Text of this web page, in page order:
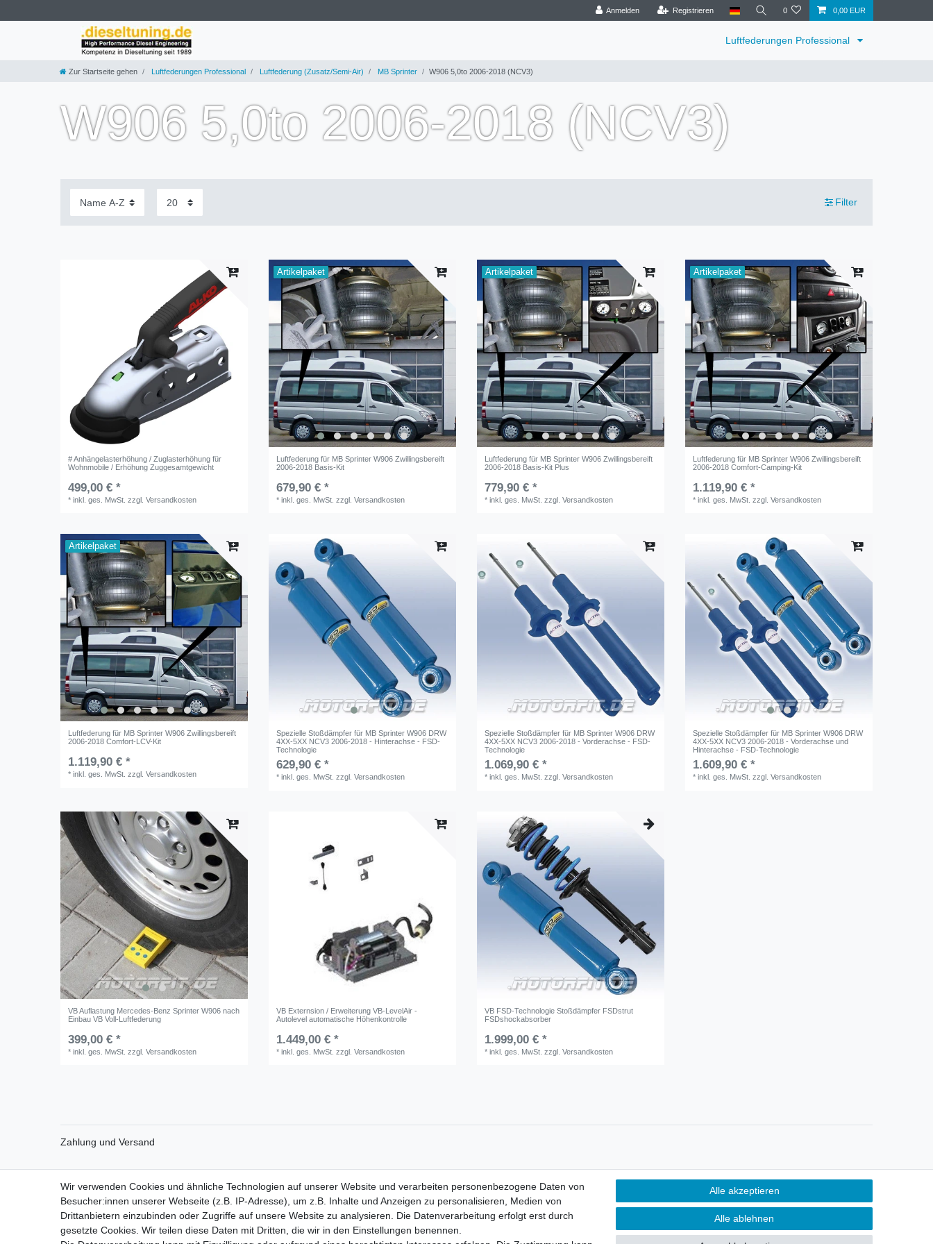
Anmelden Registrieren 0 0,00 EUR
Luftfederungen Professional
Zur Startseite gehen Luftfederungen Professional Luftfederung (Zusatz/Semi-Air) MB Sprinter W906 5,0to 2006-2018 (NCV3)
W906 5,0to 2006-2018 (NCV3)
Filter
# Anhängelasterhöhung / Zuglasterhöhung für
Wohnmobile / Erhöhung Zuggesamtgewicht
499,00 € *
*inkl. ges. MwSt. zzgl.Versandkosten
Artikelpaket
Luftfederung für MB Sprinter W906 Zwillingsbereift
2006-2018 Basis-Kit
679,90 € *
*inkl. ges. MwSt. zzgl.Versandkosten
Artikelpaket
Luftfederung für MB Sprinter W906 Zwillingsbereift
2006-2018 Basis-Kit Plus
779,90 € *
*inkl. ges. MwSt. zzgl.Versandkosten
Artikelpaket
Luftfederung für MB Sprinter W906 Zwillingsbereift
2006-2018 Comfort-Camping-Kit
1.119,90 € *
*inkl. ges. MwSt. zzgl.Versandkosten
Artikelpaket
Luftfederung für MB Sprinter W906 Zwillingsbereift
2006-2018 Comfort-LCV-Kit
1.119,90 € *
*inkl. ges. MwSt. zzgl.Versandkosten
Spezielle Stoßdämpfer für MB Sprinter W906 DRW
4XX-5XX NCV3 2006-2018 - Hinterachse - FSD-
Technologie
629,90 € *
*inkl. ges. MwSt. zzgl.Versandkosten
Spezielle Stoßdämpfer für MB Sprinter W906 DRW
4XX-5XX NCV3 2006-2018 - Vorderachse - FSD-
Technologie
1.069,90 € *
*inkl. ges. MwSt. zzgl.Versandkosten
Spezielle Stoßdämpfer für MB Sprinter W906 DRW
4XX-5XX NCV3 2006-2018 - Vorderachse und
Hinterachse - FSD-Technologie
1.609,90 € *
*inkl. ges. MwSt. zzgl.Versandkosten
VB Auflastung Mercedes-Benz Sprinter W906 nach
Einbau VB Voll-Luftfederung
399,00 € *
*inkl. ges. MwSt. zzgl.Versandkosten
VB Externsion / Erweiterung VB-LevelAir -
Autolevel automatische Höhenkontrolle
1.449,00 € *
*inkl. ges. MwSt. zzgl.Versandkosten
VB FSD-Technologie Stoßdämpfer FSDstrut
FSDshockabsorber
1.999,00 € *
*inkl. ges. MwSt. zzgl.Versandkosten
Zahlung und Versand
Impressum Daten­schutz­erklärung AGB Barrierefreiheitserklärung Widerrufs­recht Kontakt
Wir verwenden Cookies und ähnliche Technologien auf unserer Website und verarbeiten personenbezogene Daten von
Besucher:innen unserer Webseite (z.B. IP-Adresse), um z.B. Inhalte und Anzeigen zu personalisieren, Medien von
Drittanbietern einzubinden oder Zugriffe auf unsere Website zu analysieren. Die Datenverarbeitung erfolgt erst durch
gesetzte Cookies. Wir teilen diese Daten mit Dritten, die wir in den Einstellungen benennen.
Alle akzeptieren
Alle ablehnen